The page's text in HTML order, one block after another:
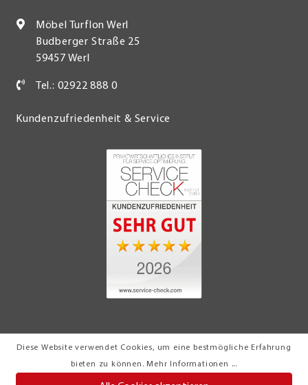
Diese Website verwendet Cookies, um eine bestmögliche Erfahrung
bieten zu können. Mehr Informationen ...
Möbel Turflon Werl
Budberger Straße 25
59457 Werl
Tel.: 02922 888 0
Kundenzufriedenheit & Service
Klemens Münstermann GmbH & Co. KG